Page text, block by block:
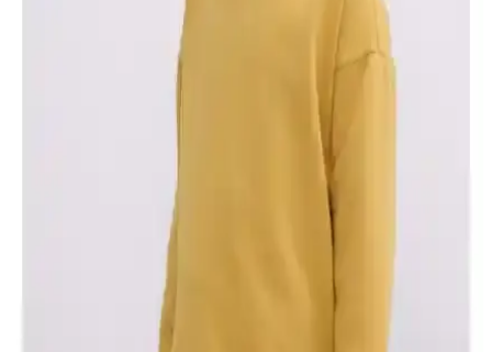
Pierre Cardin erkek indigo slim fit sweatshirt, yüksek kaliteli pamuk
kumaşı ve şık tasarımıyla günlük rahatlık ve modern görünüm
sağlar. Slim fit kesimi ve dayanıklı yapısıyla uzun ömürlü kullanım
HelloBaby Basic Az Şardonlu Paris Desenli Bebek
Sweatshirtleri Günlük Kullanım İçin Uygun
HelloBaby Basic az şardonlu Paris desenli sweatshirt, yumuşak
pamuklu yapısı ve şık tasarımıyla bebeklerin hareket özgürlüğünü
kısıtlamadan sıcak tutar, pratik bakım sunar.
U.S. Polo Assn. Erkek Çocuk Menekşe Kapüşonlu
Sweatshirt İncelemesi ve Kullanım İpuçları
Menekşe renkli bu sweatshirt, rahat kesimi ve şık tasarımıyla